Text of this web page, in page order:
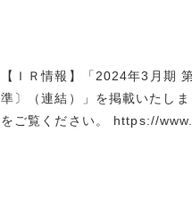
【ＩＲ情報】「2024年3月期
準〕（連結）」を掲載いたし
をご覧ください。 https://